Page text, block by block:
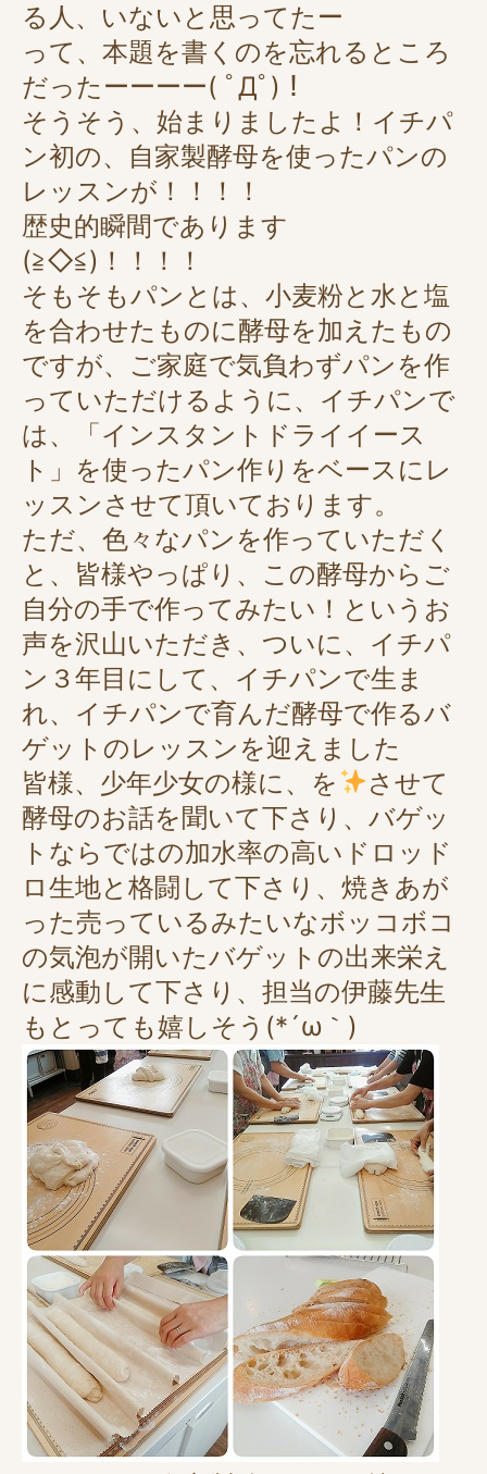
る人、いないと思ってたー
って、本題を書くのを忘れるところ
だったーーーー( ﾟДﾟ)！
そうそう、始まりましたよ！イチパ
ン初の、自家製酵母を使ったパンの
レッスンが！！！！
歴史的瞬間であります
(≧◇≦)！！！！
そもそもパンとは、小麦粉と水と塩
を合わせたものに酵母を加えたもの
ですが、ご家庭で気負わずパンを作
っていただけるように、イチパンで
は、「インスタントドライイース
ト」を使ったパン作りをベースにレ
ッスンさせて頂いております。
ただ、色々なパンを作っていただく
と、皆様やっぱり、この酵母からご
自分の手で作ってみたい！というお
声を沢山いただき、ついに、イチパ
ン３年目にして、イチパンで生ま
れ、イチパンで育んだ酵母で作るバ
ゲットのレッスンを迎えました
皆様、少年少女の様に、 を
させて
酵母のお話を聞いて下さり、バゲッ
トならではの加水率の高いドロッド
ロ生地と格闘して下さり、焼きあが
った売っているみたいなボッコボコ
の気泡が開いたバゲットの出来栄え
に感動して下さり、担当の伊藤先生
もとっても嬉しそう(*´ω｀)